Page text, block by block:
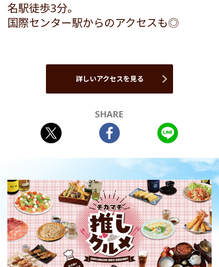
名駅徒歩3分。
国際センター駅からのアクセスも◎
詳しいアクセスを見る
SHARE